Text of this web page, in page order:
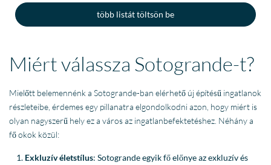
több listát töltsön be
Miért válassza Sotogrande-t?
Mielőtt belemennénk a Sotogrande-ban elérhető új építésű ingatlanok
részleteibe, érdemes egy pillanatra elgondolkodni azon, hogy miért is
olyan nagyszerű hely ez a város az ingatlanbefektetéshez. Néhány a
fő okok közül:
Exkluzív életstílus: Sotogrande egyik fő előnye az exkluzív és